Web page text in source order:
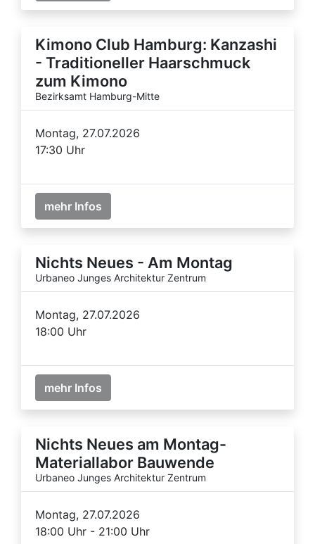
Kimono Club Hamburg: Kanzashi
- Traditioneller Haarschmuck
zum Kimono
Bezirksamt Hamburg-Mitte
Montag, 27.07.2026
17:30 Uhr
mehr Infos
Nichts Neues - Am Montag
Urbaneo Junges Architektur Zentrum
Montag, 27.07.2026
18:00 Uhr
mehr Infos
Nichts Neues am Montag-
Materiallabor Bauwende
Urbaneo Junges Architektur Zentrum
Montag, 27.07.2026
18:00 Uhr - 21:00 Uhr